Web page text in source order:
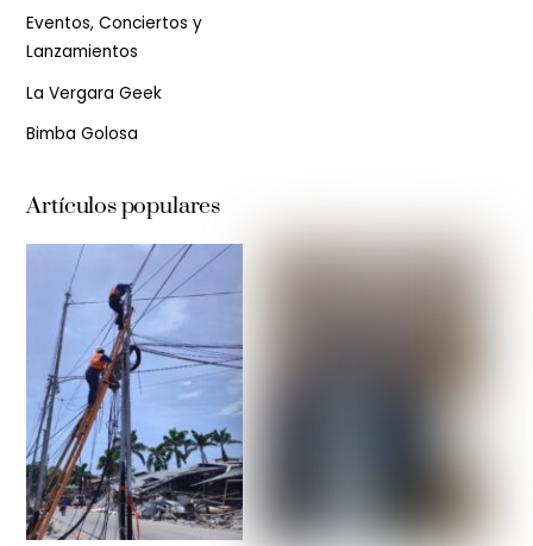
Eventos, Conciertos y
Lanzamientos
La Vergara Geek
Bimba Golosa
Artículos populares